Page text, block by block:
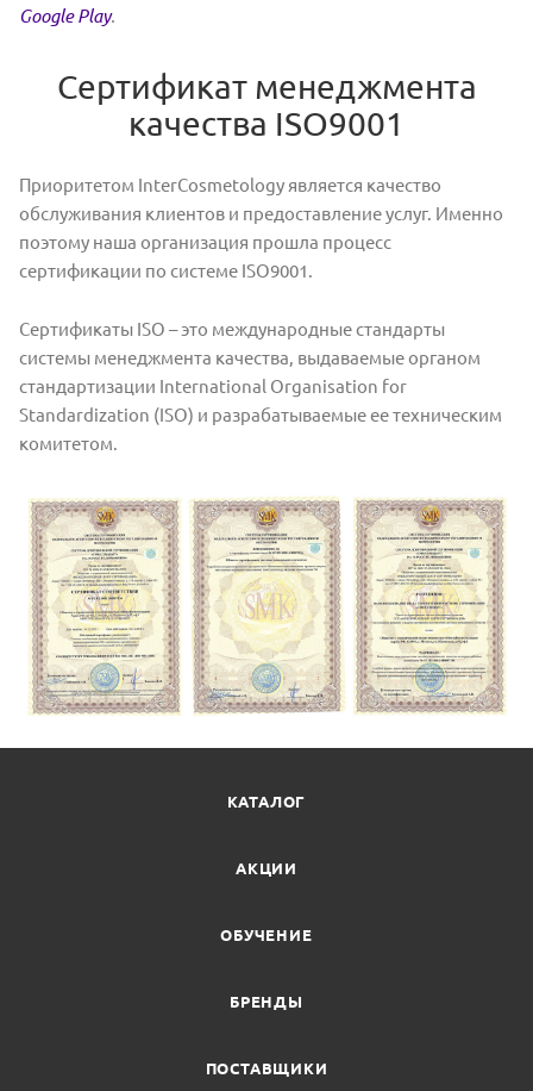
Google Play.
Сертификат менеджмента
качества ISO9001
Приоритетом InterCosmetology является качество
обслуживания клиентов и предоставление услуг. Именно
поэтому наша организация прошла процесс
сертификации по системе ISO9001.
Сертификаты ISO – это международные стандарты
системы менеджмента качества, выдаваемые органом
стандартизации International Organisation for
Standardization (ISO) и разрабатываемые ее техническим
комитетом.
КАТАЛОГ
АКЦИИ
ОБУЧЕНИЕ
БРЕНДЫ
ПОСТАВЩИКИ